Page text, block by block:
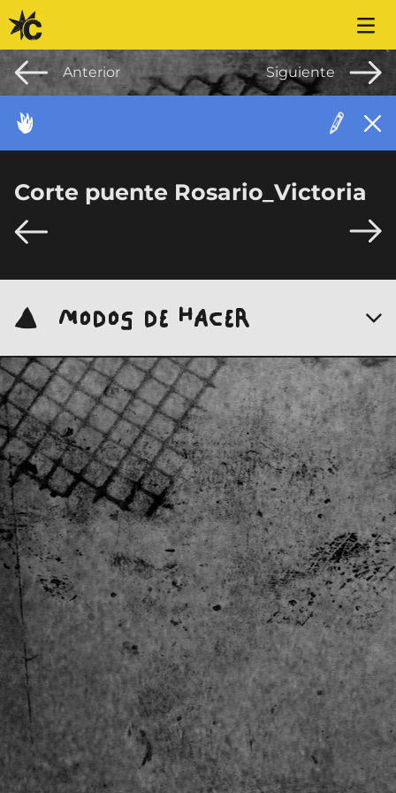
Saltar al contenido
Anterior Siguiente
Corte puente Rosario_Victoria
MODOS DE HACER